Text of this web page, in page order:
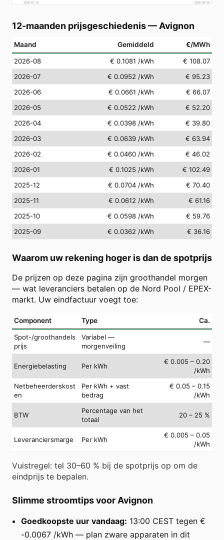
2026-07-10
2026-08-08
12-maanden prijsgeschiedenis— Avignon
Maand Gemiddeld €/MWh
2026-08 € 0.1081 /kWh
€ 108.07
2026-07
€ 0.0952 /kWh
€ 95.23
2026-06
€ 0.0661 /kWh
€ 66.07
2026-05
€ 0.0522 /kWh
€ 52.20
2026-04
€ 0.0398 /kWh
€ 39.80
2026-03
€ 0.0639 /kWh
€ 63.94
2026-02
€ 0.0460 /kWh
€ 46.02
2026-01
€ 0.1025 /kWh
€ 102.49
2025-12
€ 0.0704 /kWh
€ 70.40
2025-11
€ 0.0612 /kWh
€ 61.16
2025-10
€ 0.0598 /kWh
€ 59.76
2025-09
€ 0.0362 /kWh € 36.16
Waarom uw rekening hoger is dan de spotprijs
De prijzen op deze pagina zijn groothandel morgen
— wat leveranciers betalen op de Nord Pool / EPEX-
markt. Uw eindfactuur voegt toe:
Component Type Ca.
Spot-/groothandels
prijs
Variabel —
morgenveiling
—
Energiebelasting Per kWh
€ 0.005 – 0.20
/kWh
Netbeheerderskost
en
Per kWh + vast
bedrag
€ 0.05 – 0.15
/kWh
BTW
Percentage van het
totaal
20 – 25 %
Leveranciersmarge Per kWh
€ 0.005 – 0.05
/kWh
Vuistregel: tel 30–60 % bij de spotprijs op om de
eindprijs te bepalen.
Slimme stroomtips voor Avignon
Goedkoopste uur vandaag: 13:00 CEST tegen €
-0.0067 /kWh — plan zware apparaten in dit